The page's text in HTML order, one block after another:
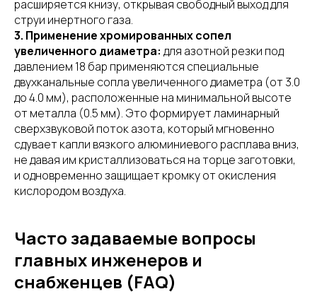
расширяется книзу, открывая свободный выход для
струи инертного газа.
3. Применение хромированных сопел
увеличенного диаметра: для азотной резки под
давлением 18 бар применяются специальные
двухканальные сопла увеличенного диаметра (от 3.0
до 4.0 мм), расположенные на минимальной высоте
от металла (0.5 мм). Это формирует ламинарный
сверхзвуковой поток азота, который мгновенно
сдувает капли вязкого алюминиевого расплава вниз,
не давая им кристаллизоваться на торце заготовки,
и одновременно защищает кромку от окисления
кислородом воздуха.
Часто задаваемые вопросы
главных инженеров и
снабженцев (FAQ)